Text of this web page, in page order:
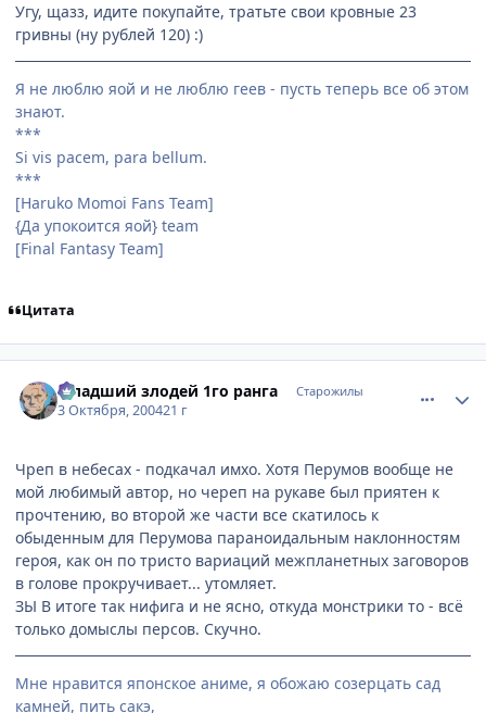
Угу, щазз, идите покупайте, тратьте свои кровные 23
гривны (ну рублей 120) :)
Я не люблю яой и не люблю геев - пусть теперь все об этом
знают.
***
Si vis pacem, para bellum.
***
[Haruko Momoi Fans Team]
{Да упокоится яой} team
[Final Fantasy Team]
Цитата
Младший злодей 1го ранга Старожилы
3 Октября, 200421 г
Чреп в небесах - подкачал имхо. Хотя Перумов вообще не
мой любимый автор, но череп на рукаве был приятен к
прочтению, во второй же части все скатилось к
обыденным для Перумова параноидальным наклонностям
героя, как он по тристо вариаций межпланетных заговоров
в голове прокручивает... утомляет.
ЗЫ В итоге так нифига и не ясно, откуда монстрики то - всё
только домыслы персов. Скучно.
Мне нравится японское аниме, я обожаю созерцать сад
камней, пить сакэ,